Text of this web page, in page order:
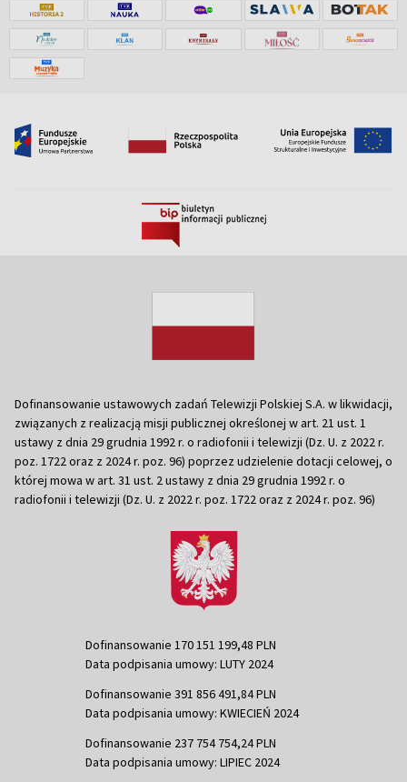
Dofinansowanie ustawowych zadań Telewizji Polskiej S.A. w likwidacji,
związanych z realizacją misji publicznej określonej w art. 21 ust. 1
ustawy z dnia 29 grudnia 1992 r. o radiofonii i telewizji (Dz. U. z 2022 r.
poz. 1722 oraz z 2024 r. poz. 96) poprzez udzielenie dotacji celowej, o
której mowa w art. 31 ust. 2 ustawy z dnia 29 grudnia 1992 r. o
radiofonii i telewizji (Dz. U. z 2022 r. poz. 1722 oraz z 2024 r. poz. 96)
Dofinansowanie 170 151 199,48 PLN
Data podpisania umowy: LUTY 2024
Dofinansowanie 391 856 491,84 PLN
Data podpisania umowy: KWIECIEŃ 2024
Dofinansowanie 237 754 754,24 PLN
Data podpisania umowy: LIPIEC 2024